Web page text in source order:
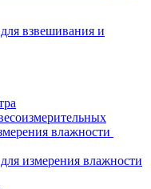
взвешивания и
влажности
измерения влажности